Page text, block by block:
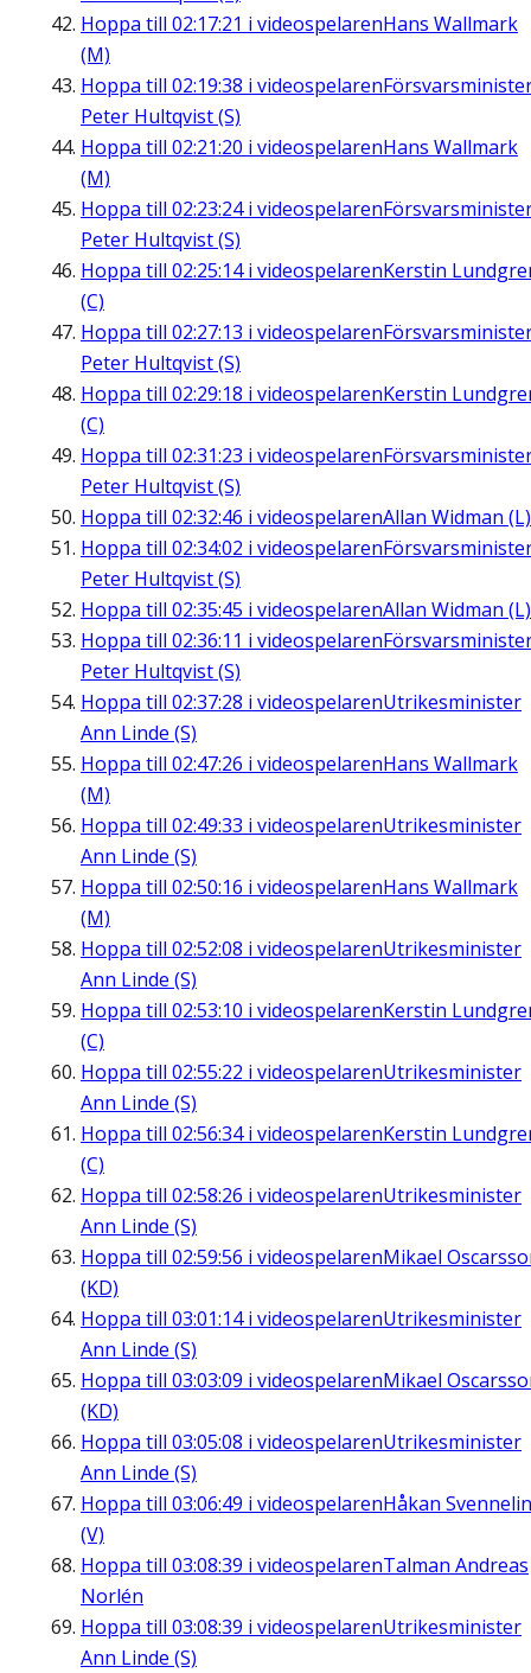
Hoppa till 02:17:21 i videospelarenHans Wallmark
(M)
Hoppa till 02:19:38 i videospelaren
Peter Hultqvist (S)
Hoppa till 02:21:20 i videospelarenHans Wallmark
(M)
Hoppa till 02:23:24i videospelaren
Peter Hultqvist (S)
Hoppa till 02:25:14i videospelarenKerstin
(C)
Hoppa till 02:27:13 i videospelaren
Peter Hultqvist (S)
Hoppa till 02:29:18 i videospelarenKerstin
(C)
Hoppa till 02:31:23 i videospelaren
Peter Hultqvist (S)
Hoppa till 02:32:46 i videospelarenAllan Widman (L)
Hoppa till 02:34:02 i videospelaren
Peter Hultqvist (S)
Hoppa till 02:35:45 i videospelarenAllan Widman (L)
Hoppa till 02:36:11 i videospelaren
Peter Hultqvist (S)
Hoppa till 02:37:28 i videospelarenUtrikesminister
Ann Linde (S)
Hoppa till 02:47:26 i videospelarenHans Wallmark
(M)
Hoppa till 02:49:33 i videospelarenUtrikesminister
Ann Linde (S)
Hoppa till 02:50:16 i videospelarenHans Wallmark
(M)
Hoppa till 02:52:08 i videospelarenUtrikesminister
Ann Linde (S)
Hoppa till 02:53:10 i videospelarenKerstin
(C)
Hoppa till 02:55:22 i videospelarenUtrikesminister
Ann Linde (S)
Hoppa till 02:56:34i videospelarenKerstin
(C)
Hoppa till 02:58:26 i videospelarenUtrikesminister
Ann Linde (S)
Hoppa till 02:59:56 i videospelarenMikael
(KD)
Hoppa till 03:01:14i videospelarenUtrikesminister
Ann Linde (S)
Hoppa till 03:03:09 i videospelarenMikael
(KD)
Hoppa till 03:05:08 i videospelarenUtrikesminister
Ann Linde (S)
Hoppa till 03:06:49 i videospelarenHåkan
(V)
Hoppa till 03:08:39 i videospelarenTalman Andreas
Norlén
Hoppa till 03:08:39 i videospelarenUtrikesminister
Ann Linde (S)